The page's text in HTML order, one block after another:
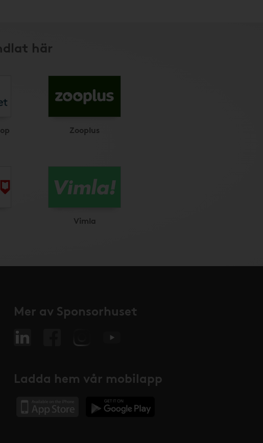
här
Zooplus
Vimla
Mer av Sponsorhuset
Ladda hem vår mobilapp